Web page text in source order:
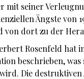
seiner
Ängste
dort zu der
Rosenfeld hat
beschrieben,
Die